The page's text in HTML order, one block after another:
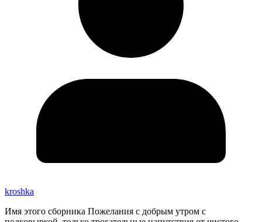
kroshka
Имя этого сборника Пожелания с добрым утром с